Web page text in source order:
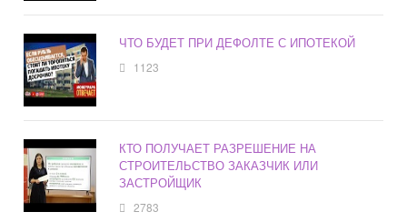
ЧТО БУДЕТ ПРИ ДЕФОЛТЕ С ИПОТЕКОЙ
1123
КТО ПОЛУЧАЕТ РАЗРЕШЕНИЕ НА
СТРОИТЕЛЬСТВО ЗАКАЗЧИК ИЛИ
ЗАСТРОЙЩИК
2783